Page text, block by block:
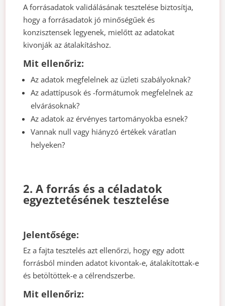
A forrásadatok validálásának tesztelése biztosítja,
hogy a forrásadatok jó minőségűek és
konzisztensek legyenek, mielőtt az adatokat
kivonják az átalakításhoz.
Mit ellenőriz:
Az adatok megfelelnek az üzleti szabályoknak?
Az adattípusok és -formátumok megfelelnek az
elvárásoknak?
Az adatok az érvényes tartományokba esnek?
Vannak null vagy hiányzó értékek váratlan
helyeken?
2. A forrás és a céladatok
egyeztetésének tesztelése
Jelentősége:
Ez a fajta tesztelés azt ellenőrzi, hogy egy adott
forrásból minden adatot kivontak-e, átalakítottak-e
és betöltöttek-e a célrendszerbe.
Mit ellenőriz: